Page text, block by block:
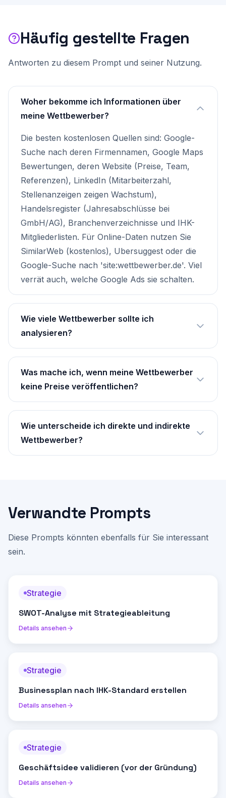
Häufig gestellte Fragen
Antworten zu diesem Prompt und seiner Nutzung.
Woher bekomme ich Informationen über
meine Wettbewerber?
Die besten kostenlosen Quellen sind: Google-
Suche nach deren Firmennamen, Google Maps
Bewertungen, deren Website (Preise, Team,
Referenzen), LinkedIn (Mitarbeiterzahl,
Stellenanzeigen zeigen Wachstum),
Handelsregister (Jahresabschlüsse bei
GmbH/AG), Branchenverzeichnisse und IHK-
Mitgliederlisten. Für Online-Daten nutzen Sie
SimilarWeb (kostenlos), Ubersuggest oder die
Google-Suche nach 'site:wettbewerber.de'. Viel
verrät auch, welche Google Ads sie schalten.
Wie viele Wettbewerber sollte ich
analysieren?
Was mache ich, wenn meine Wettbewerber
keine Preise veröffentlichen?
Wie unterscheide ich direkte und indirekte
Wettbewerber?
Verwandte Prompts
Diese Prompts könnten ebenfalls für Sie interessant
sein.
Strategie
SWOT-Analyse mit Strategieableitung
Details ansehen
Strategie
Businessplan nach IHK-Standard erstellen
Details ansehen
Strategie
Geschäftsidee validieren (vor der Gründung)
Details ansehen